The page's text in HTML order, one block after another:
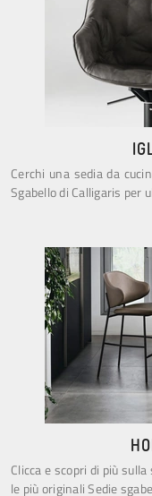
Cerchi una sedia da
Sgabello di Calligaris
Clicca e scopri di più
le più originali Sedie